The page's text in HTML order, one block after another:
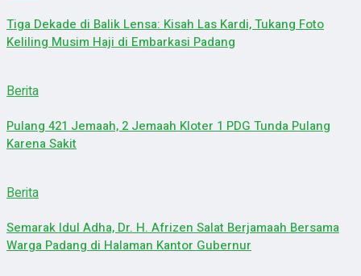
Tiga Dekade di Balik Lensa: Kisah Las Kardi, Tukang Foto
Keliling Musim Haji di Embarkasi Padang
Berita
Pulang 421 Jemaah, 2 Jemaah Kloter 1 PDG Tunda Pulang
Karena Sakit
Berita
Semarak Idul Adha, Dr. H. Afrizen Salat Berjamaah Bersama
Warga Padang di Halaman Kantor Gubernur